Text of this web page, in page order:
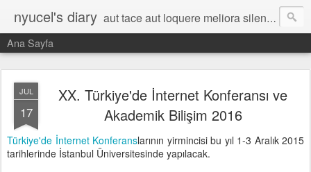
nyucel's diary aut tace aut loquere meliora silentio
Ana Sayfa
JUL
17
XX. Türkiye'de İnternet Konferansı ve
Akademik Bilişim 2016
Türkiye'de İnternet Konferanslarının yirmincisi bu yıl 1-3 Aralık 2015
tarihlerinde İstanbul Üniversitesinde yapılacak.